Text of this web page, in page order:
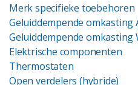
Merk specifieke toebehoren
Geluiddempende omkasting
Geluiddempende omkasting
Elektrische componenten
Thermostaten
Open verdelers (hybride)